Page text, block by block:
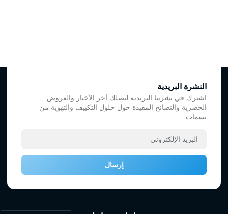
النشرة البريدية
اشترك في نشرتنا البريدية لتصلك آخر الأخبار والعروض
الحصرية والنصائح المفيدة حول حلول التكييف والتهوية من
نسمات.
إرسال